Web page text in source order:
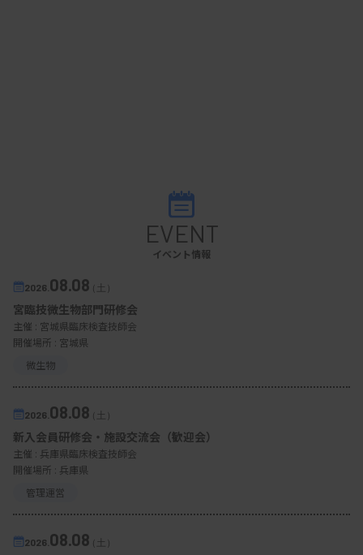
EVENT
イベント情報
2026. 08.08（土）
宮臨技微生物部門研修会
主催 : 宮城県臨床検査技師会
開催場所 : 宮城県
微生物
2026. 08.08（土）
新入会員研修会・施設交流会（歓迎会）
主催 : 兵庫県臨床検査技師会
開催場所 : 兵庫県
管理運営
2026. 08.08（土）